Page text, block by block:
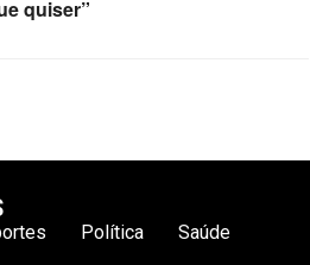
quiser”
Política Saúde